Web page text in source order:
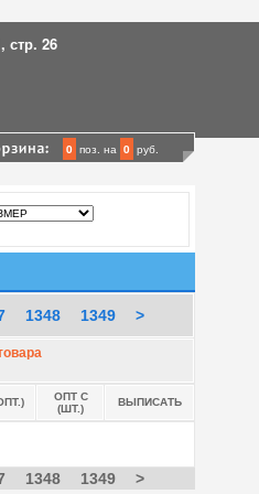
26
0 поз. на 0 руб.
1348 1349 >
ОПТ С
(ШТ.)
ВЫПИСАТЬ
1348 1349 >